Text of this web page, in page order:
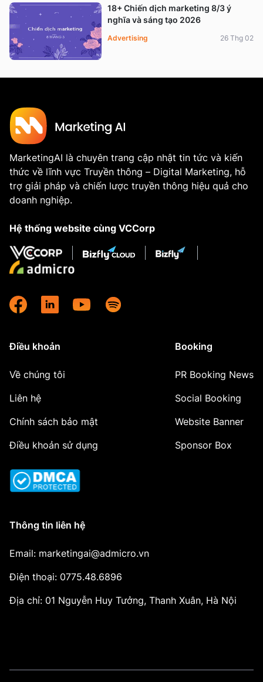
18+ Chiến dịch marketing 8/3 ý
nghĩa và sáng tạo 2026
Advertising 26 Thg 02
MarketingAI là chuyên trang cập nhật tin tức và kiến
thức về lĩnh vực Truyền thông – Digital Marketing, hỗ
trợ giải pháp và chiến lược truyền thông hiệu quả cho
doanh nghiệp.
Hệ thống website cùng VCCorp
Điều khoản
Về chúng tôi
Liên hệ
Chính sách bảo mật
Điều khoản sử dụng
Booking
PR Booking News
Social Booking
Website Banner
Sponsor Box
Thông tin liên hệ
Email: marketingai@admicro.vn
Điện thoại: 0775.48.6896
Địa chỉ: 01 Nguyễn Huy Tưởng, Thanh Xuân, Hà Nội